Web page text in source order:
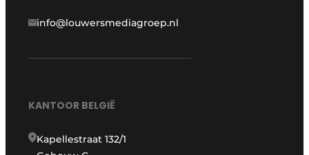
info@louwersmediagroep.nl
KANTOOR BELGIË
Kapellestraat 132/1